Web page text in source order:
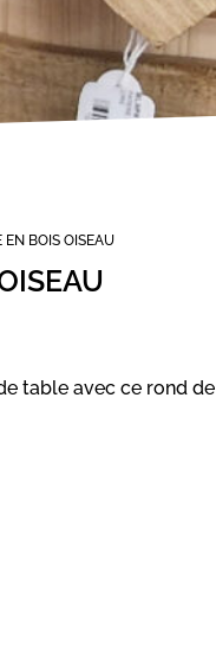
BOIS OISEAU
table avec ce rond de